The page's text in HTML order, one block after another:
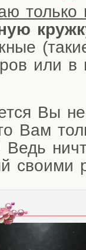
или в
Вы
Вам
сво­и­ми